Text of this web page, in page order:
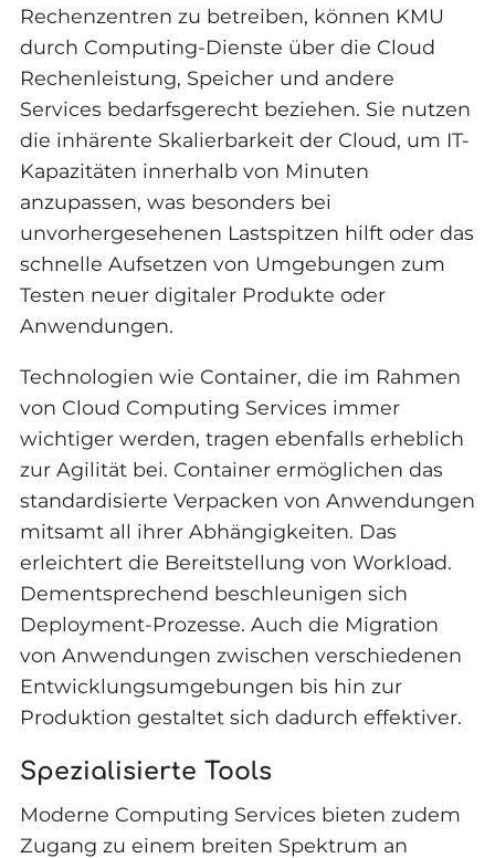
Rechenzentren zu betreiben, können KMU
durch Computing-Dienste über die Cloud
Rechenleistung, Speicher und andere
Services bedarfsgerecht beziehen. Sie nutzen
die inhärente Skalierbarkeit der Cloud, um IT-
Kapazitäten innerhalb von Minuten
anzupassen, was besonders bei
unvorhergesehenen Lastspitzen hilft oder das
schnelle Aufsetzen von Umgebungen zum
Testen neuer digitaler Produkte oder
Anwendungen.
Technologien wie Container, die im Rahmen
von Cloud Computing Services immer
wichtiger werden, tragen ebenfalls erheblich
zur Agilität bei. Container ermöglichen das
standardisierte Verpacken von Anwendungen
mitsamt all ihrer Abhängigkeiten. Das
erleichtert die Bereitstellung von Workload.
Dementsprechend beschleunigen sich
Deployment-Prozesse. Auch die Migration
von Anwendungen zwischen verschiedenen
Entwicklungsumgebungen bis hin zur
Produktion gestaltet sich dadurch effektiver.
Spezialisierte Tools
Moderne Computing Services bieten zudem
Zugang zu einem breiten Spektrum an